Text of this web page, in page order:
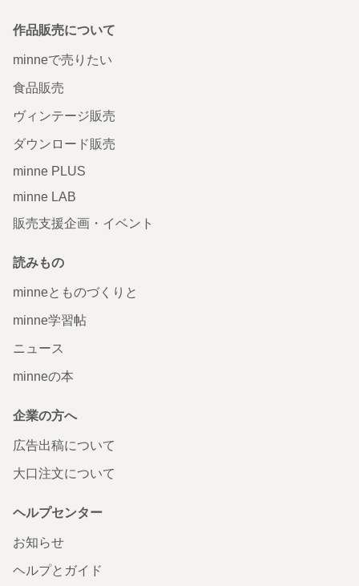
作品販売について
minneで売りたい
食品販売
ヴィンテージ販売
ダウンロード販売
minne PLUS
minne LAB
販売支援企画・イベント
読みもの
minneとものづくりと
minne学習帖
ニュース
minneの本
企業の方へ
広告出稿について
大口注文について
ヘルプセンター
お知らせ
ヘルプとガイド